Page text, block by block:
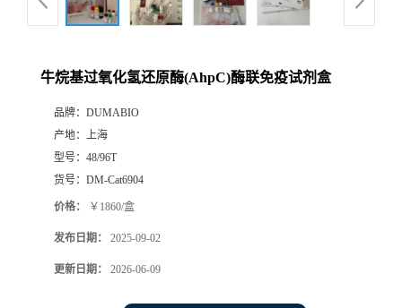
牛烷基过氧化氢还原酶(AhpC)酶联免疫试剂盒
品牌： DUMABIO
产地： 上海
型号： 48/96T
货号： DM-Cat6904
价格： ￥1860/盒
发布日期： 2025-09-02
更新日期： 2026-06-09